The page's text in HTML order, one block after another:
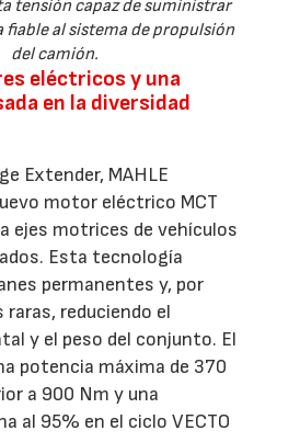
tensión capaz de suministrar
fiable al sistema de propulsión
del camión.
eléctricos y una
en la diversidad
Extender, MAHLE
motor eléctrico MCT
ejes motrices de vehículos
Esta tecnología
permanentes y, por
reduciendo el
y el peso del conjunto. El
potencia máxima de 370
a 900 Nm y una
al 95% en el ciclo VECTO